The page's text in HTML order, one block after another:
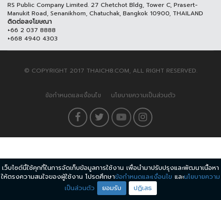
RS Public Company Limited. 27 Chetchot Bldg, Tower C, Prasert-
Manukit Road, Senanikhom, Chatuchak, Bangkok 10900, THAILAND
ติดต่อลงโฆษณา
+66 2 037 8888
+668 4940 4303
© COPYRIGHT 2017 THAICH8.COM, ALL RIGHT RESERVED.
ข้อกำหนดและเงื่อนไข นโยบายความเป็นส่วนตัว
เว็บไซต์นี้ใช้คุกกี้ในการจัดเก็บข้อมูลการใช้งาน เพื่อนำมาปรับปรุงและพัฒนาเนื้อหา
ให้ตรงความสนใจของผู้ใช้งาน โปรดศึกษาข้อกำหนดและเงื่อนไข และนโยบายความ
เป็นส่วนตัว
ยอมรับ ปฏิเสธ